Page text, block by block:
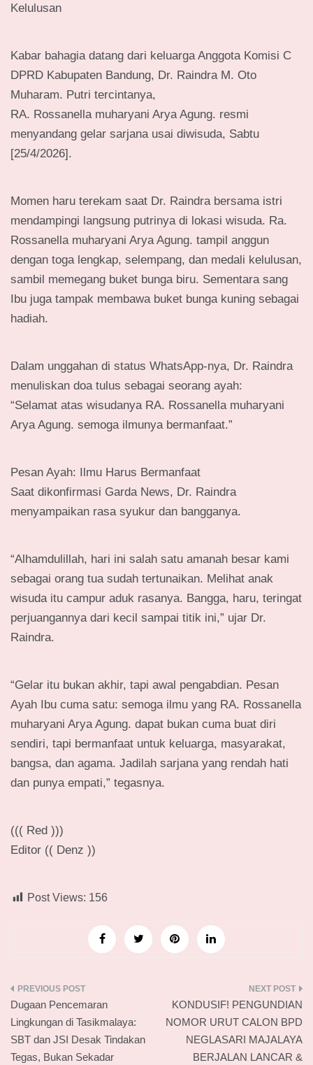
Kelulusan
Kabar bahagia datang dari keluarga Anggota Komisi C
DPRD Kabupaten Bandung, Dr. Raindra M. Oto
Muharam. Putri tercintanya,
RA. Rossanella muharyani Arya Agung. resmi
menyandang gelar sarjana usai diwisuda, Sabtu
[25/4/2026].
Momen haru terekam saat Dr. Raindra bersama istri
mendampingi langsung putrinya di lokasi wisuda. Ra.
Rossanella muharyani Arya Agung. tampil anggun
dengan toga lengkap, selempang, dan medali kelulusan,
sambil memegang buket bunga biru. Sementara sang
Ibu juga tampak membawa buket bunga kuning sebagai
hadiah.
Dalam unggahan di status WhatsApp-nya, Dr. Raindra
menuliskan doa tulus sebagai seorang ayah:
“Selamat atas wisudanya RA. Rossanella muharyani
Arya Agung. semoga ilmunya bermanfaat.”
Pesan Ayah: Ilmu Harus Bermanfaat
Saat dikonfirmasi Garda News, Dr. Raindra
menyampaikan rasa syukur dan bangganya.
“Alhamdulillah, hari ini salah satu amanah besar kami
sebagai orang tua sudah tertunaikan. Melihat anak
wisuda itu campur aduk rasanya. Bangga, haru, teringat
perjuangannya dari kecil sampai titik ini,” ujar Dr.
Raindra.
“Gelar itu bukan akhir, tapi awal pengabdian. Pesan
Ayah Ibu cuma satu: semoga ilmu yang RA. Rossanella
muharyani Arya Agung. dapat bukan cuma buat diri
sendiri, tapi bermanfaat untuk keluarga, masyarakat,
bangsa, dan agama. Jadilah sarjana yang rendah hati
dan punya empati,” tegasnya.
((( Red )))
Editor (( Denz ))
Post Views: 156
Navigasi
pos
Dugaan Pencemaran
Lingkungan di Tasikmalaya:
SBT dan JSI Desak Tindakan
Tegas, Bukan Sekadar
KONDUSIF! PENGUNDIAN
NOMOR URUT CALON BPD
NEGLASARI MAJALAYA
BERJALAN LANCAR &